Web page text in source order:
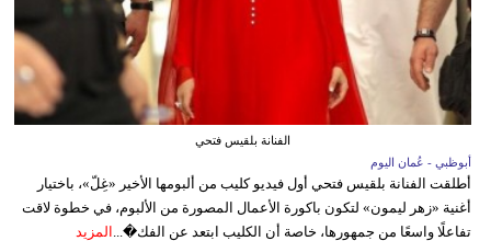
الفنانة بلقيس فتحي
أبوظبي - عُمان اليوم
أطلقت الفنانة بلقيس فتحي أول فيديو كليب من ألبومها الأخير «غِلّ»، باختيار
أغنية «زهر ليمون» لتكون باكورة الأعمال المصورة من الألبوم، في خطوة لاقت
تفاعلًا واسعًا من جمهورها، خاصة أن الكليب ابتعد عن الفك�...
المزيد